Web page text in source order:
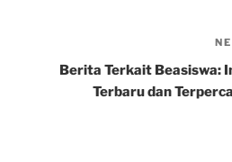
Berita Terkait Beasiswa:
Terbaru dan